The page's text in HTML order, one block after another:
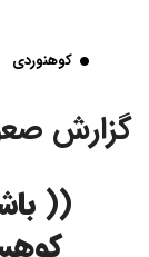
کوهنوردی
گزارش
((